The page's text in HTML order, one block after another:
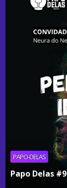
PAPO-DELAS
Papo Delas